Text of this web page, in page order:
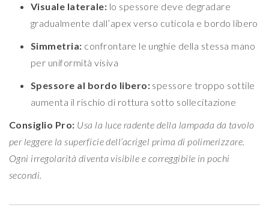
Visuale laterale: lo spessore deve degradare
gradualmente dall’apex verso cuticola e bordo libero
Simmetria: confrontare le unghie della stessa mano
per uniformità visiva
Spessore al bordo libero: spessore troppo sottile
aumenta il rischio di rottura sotto sollecitazione
Consiglio Pro: Usa la luce radente della lampada da tavolo
per leggere la superficie dell’acrigel prima di polimerizzare.
Ogni irregolarità diventa visibile e correggibile in pochi
secondi.